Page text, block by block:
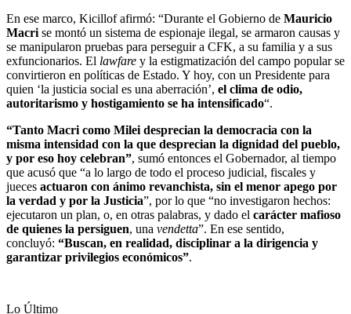
En ese marco, Kicillof afirmó: “Durante el Gobierno de Mauricio
Macri se montó un sistema de espionaje ilegal, se armaron causas y
se manipularon pruebas para perseguir a CFK, a su familia y a sus
exfuncionarios. El lawfare y la estigmatización del campo popular se
convirtieron en políticas de Estado. Y hoy, con un Presidente para
quien ‘la justicia social es una aberración’, el clima de odio,
autoritarismo y hostigamiento se ha intensificado“.
“Tanto Macri como Milei desprecian la democracia con la
misma intensidad con la que desprecian la dignidad del pueblo,
y por eso hoy celebran”, sumó entonces el Gobernador, al tiempo
que acusó que “a lo largo de todo el proceso judicial, fiscales y
jueces actuaron con ánimo revanchista, sin el menor apego por
la verdad y por la Justicia”, por lo que “no investigaron hechos:
ejecutaron un plan, o, en otras palabras, y dado el carácter mafioso
de quienes la persiguen, una vendetta”. En ese sentido,
concluyó: “Buscan, en realidad, disciplinar a la dirigencia y
garantizar privilegios económicos”.
Lo Último